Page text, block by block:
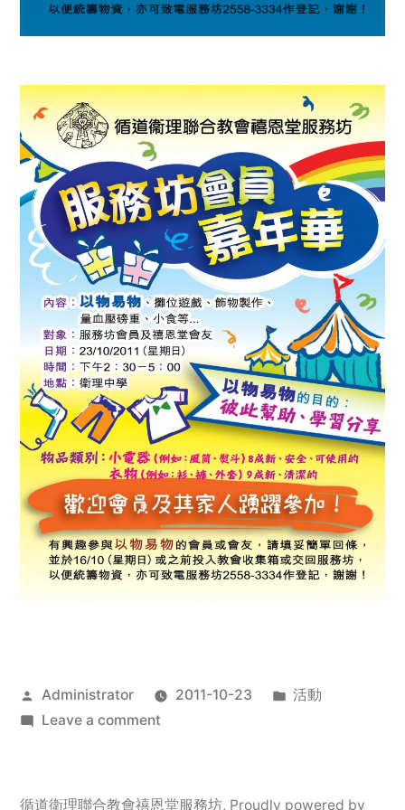
Posted
by
Administrator 2011-10-23
Posted
活動
Leave a commenton
服
循道衛理聯合教會禧恩堂服務坊, Proudly powered by